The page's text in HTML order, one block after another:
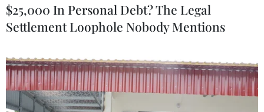
$25,000 In Personal Debt? The Legal
Settlement Loophole Nobody Mentions